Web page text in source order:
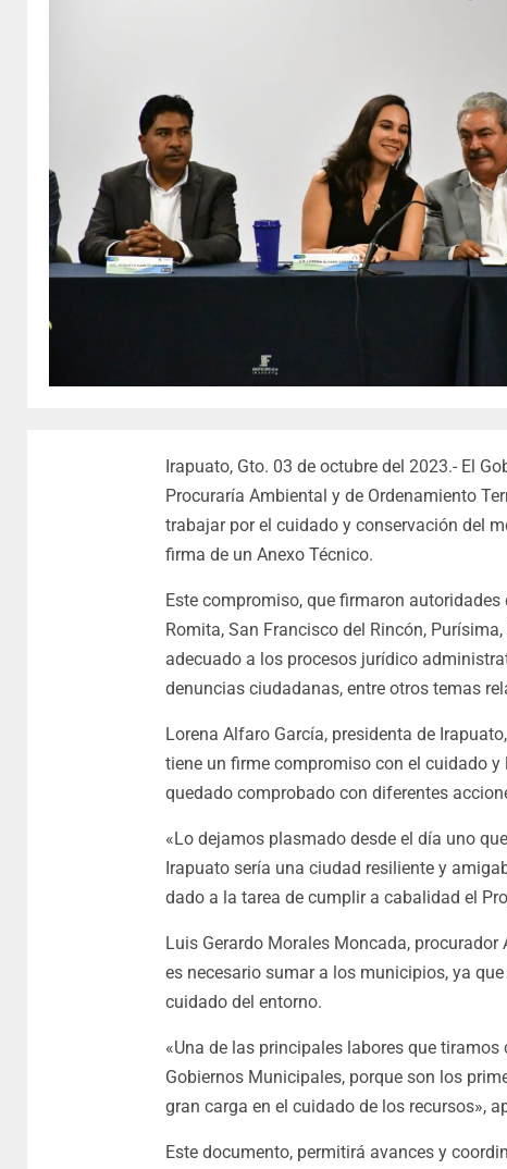
Irapuato, Gto. 03 de octubre del 2023.- El
Procuraría Ambiental y de Ordenamiento
trabajar por el cuidado y conservación del
firma de un Anexo Técnico.
Este compromiso, que firmaron
Romita, San Francisco del Rincón,
adecuado a los procesos jurídico
denuncias ciudadanas, entre otros temas
Lorena Alfaro García, presidenta de
tiene un firme compromiso con el cuidado
quedado comprobado con diferentes
«Lo dejamos plasmado desde el día uno
Irapuato sería una ciudad resiliente y
dado a la tarea de cumplir a cabalidad el
Luis Gerardo Morales Moncada,
es necesario sumar a los municipios, ya
cuidado del entorno.
«Una de las principales labores que
Gobiernos Municipales, porque son los
gran carga en el cuidado de los recursos»,
Este documento, permitirá avances y